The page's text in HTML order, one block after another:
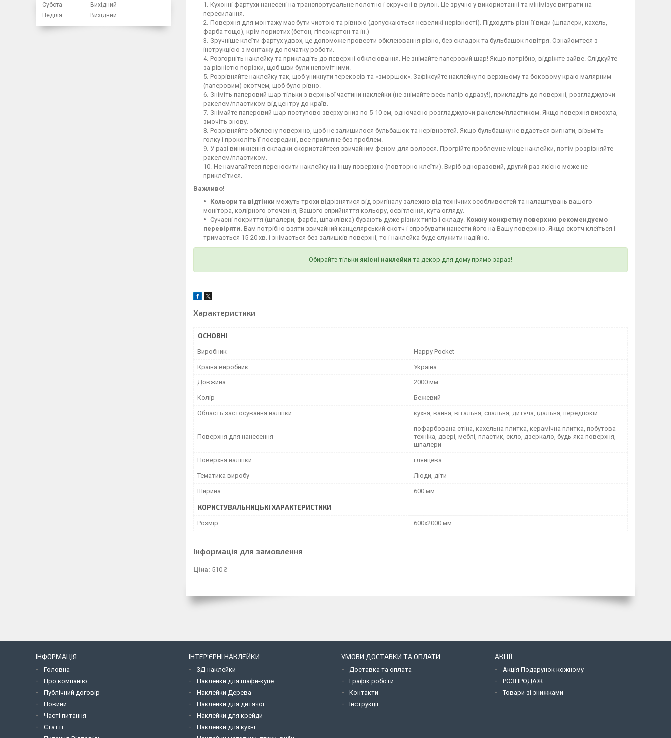
Кухонні фартухи нанесені на транспортувальне полотно і скручені в рулон. Це зручно у використанні та мінімізує витрати на
пересилання.
Поверхня для монтажу має бути чистою та рівною (допускаються невеликі нерівності). Підходять різні її види (шпалери, кахель,
фарба тощо), крім пористих (бетон, гіпсокартон та ін.)
Зручніше клеїти фартух удвох, це допоможе провести обклеювання рівно, без складок та бульбашок повітря. Ознайомтеся з
інструкцією з монтажу до початку роботи.
Розгорніть наклейку та прикладіть до поверхні обклеювання. Не знімайте паперовий шар! Якщо потрібно, відріжте зайве. Слідкуйте
за рівністю порізки, щоб шви були непомітними.
Розрівняйте наклейку так, щоб уникнути перекосів та «зморшок». Зафіксуйте наклейку по верхньому та боковому краю малярним
(паперовим) скотчем, щоб було рівно.
Зніміть паперовий шар тільки з верхньої частини наклейки (не знімайте весь папір одразу!), прикладіть до поверхні, розгладжуючи
ракелем/пластиком від центру до країв.
Знімайте паперовий шар поступово зверху вниз по 5-10 см, одночасно розгладжуючи ракелем/пластиком. Якщо поверхня висохла,
змочіть знову.
Розрівняйте обклеєну поверхню, щоб не залишилося бульбашок та нерівностей. Якщо бульбашку не вдається вигнати, візьміть
голку і проколіть її посередині, все прилипне без проблем.
У разі виникнення складки скористайтеся звичайним феном для волосся. Прогрійте проблемне місце наклейки, потім розрівняйте
ракелем/пластиком.
Не намагайтеся переносити наклейку на іншу поверхню (повторно клеїти). Виріб одноразовий, другий раз якісно може не
приклеїтися.
Важливо!
Кольори та відтінки можуть трохи відрізнятися від оригіналу залежно від технічних особливостей та налаштувань вашого
монітора, колірного оточення, Вашого сприйняття кольору, освітлення, кута огляду.
Сучасні покриття (шпалери, фарба, шпаклівка) бувають дуже різних типів і складу. Кожну конкретну поверхню рекомендуємо
перевіряти. Вам потрібно взяти звичайний канцелярський скотч і спробувати нанести його на Вашу поверхню. Якщо скотч клеїться і
тримається 15-20 хв. і знімається без залишків поверхні, то і наклейка буде служити надійно.
Обирайте тільки якісні наклейки та декор для дому прямо зараз!
Характеристики
ОСНОВНІ
Виробник Happy Pocket
Країна виробник Україна
Довжина 2000 мм
Колір Бежевий
Область застосування наліпки кухня, ванна, вітальня, спальня, дитяча, їдальня, передпокій
Поверхня для нанесення
пофарбована стіна, кахельна плитка, керамічна плитка, побутова
техніка, двері, меблі, пластик, скло, дзеркало, будь-яка поверхня,
шпалери
Поверхня наліпки глянцева
Тематика виробу Люди, діти
Ширина 600 мм
КОРИСТУВАЛЬНИЦЬКІ ХАРАКТЕРИСТИКИ
Розмір 600х2000 мм
Інформація для замовлення
Ціна: 510 ₴
Субота
Вихідний
Неділя
Вихідний
ІНФОРМАЦІЯ
Головна
Про компанію
Публічний договір
Новини
Часті питання
Статті
ІНТЕР'ЄРНІ НАКЛЕЙКИ
3Д-наклейки
Наклейки для шафи-купе
Наклейки Дерева
Наклейки для дитячої
Наклейки для крейди
Наклейки для кухні
УМОВИ ДОСТАВКИ ТА ОПЛАТИ
Доставка та оплата
Графік роботи
Контакти
Інструкції
АКЦІЇ
Акція Подарунок кожному
РОЗПРОДАЖ
Товари зі знижками